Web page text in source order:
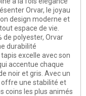
Orvar, le joyau
design moderne et
espace de vie.
de polyester, Orvar
durabilité
excelle avec son
accentue chaque
noir et gris. Avec un
offre une stabilité et
coins les plus animés